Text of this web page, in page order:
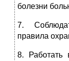
болезни
7.
правила
8. Работать